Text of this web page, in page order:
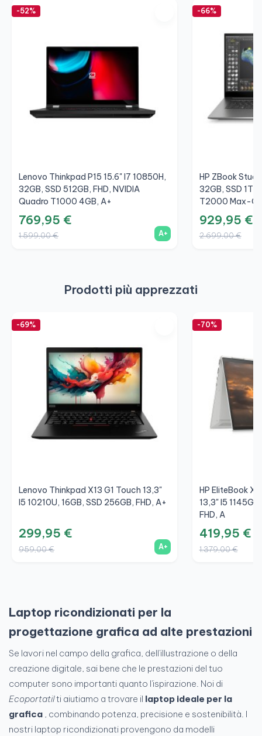
-52%
Lenovo Thinkpad P15 15.6" I7 10850H,
32GB, SSD 512GB, FHD, NVIDIA
Quadro T1000 4GB, A+
769,95 €
1.599,00 € A+
-66%
HP ZBook
32GB, SSD
T2000 Max-Q
929,95 €
2.699,00 €
Prodotti più apprezzati
-69%
Lenovo Thinkpad X13 G1 Touch 13,3"
I5 10210U, 16GB, SSD 256GB, FHD, A+
299,95 €
959,00 € A+
-70%
HP EliteBook
13,3" I5
FHD, A
419,95 €
1.379,00 €
Laptop ricondizionati per la
progettazione grafica ad alte prestazioni
Se lavori nel campo della grafica, dell'illustrazione o della
creazione digitale, sai bene che le prestazioni del tuo
computer sono importanti quanto l'ispirazione. Noi di
Ecoportatilti aiutiamo a trovare il laptop ideale per la
grafica , combinando potenza, precisione e sostenibilità. I
nostri laptop ricondizionati provengono da modelli